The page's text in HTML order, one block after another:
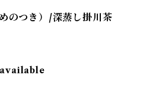
のつき）/深蒸し掛川茶